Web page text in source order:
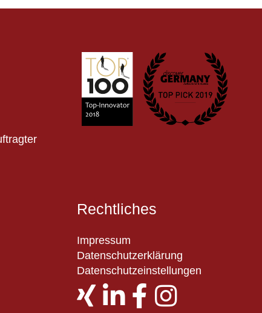
Rechtliches
Impressum
Datenschutzerklärung
Datenschutzeinstellungen